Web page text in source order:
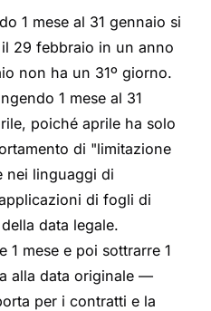
1 mese al 31 gennaio si
29 febbraio in un anno
non ha un 31º giorno.
1 mese al 31
poiché aprile ha solo
di "limitazione
nei linguaggi di
di fogli di
data legale.
1 mese e poi sottrarre 1
alla data originale —
per i contratti e la